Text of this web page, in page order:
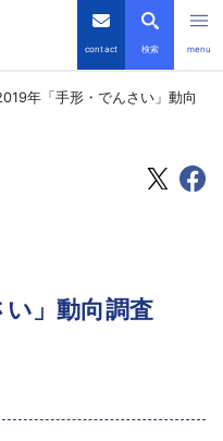
contact 検索 menu
年「手形・でんさい」動向
」動向調査